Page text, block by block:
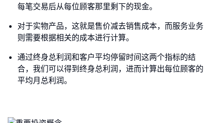
每笔交易后从每位顾客那里剩下的现金。
对于实物产品，这就是售价减去销售成本，而服务业务
则需要根据相关的成本进行计算。
通过终身总利润和客户平均停留时间这两个指标的结
合，我们可以得到终身总利润，进而计算出每位顾客的
平均月总利润。